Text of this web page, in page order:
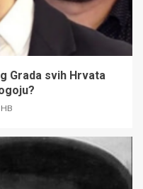
Grada svih Hrvata